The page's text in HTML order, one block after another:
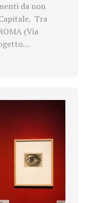
da non
Tra
(Via